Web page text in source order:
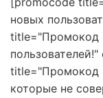
новых
title="Промокод
title="Промокод
которые не